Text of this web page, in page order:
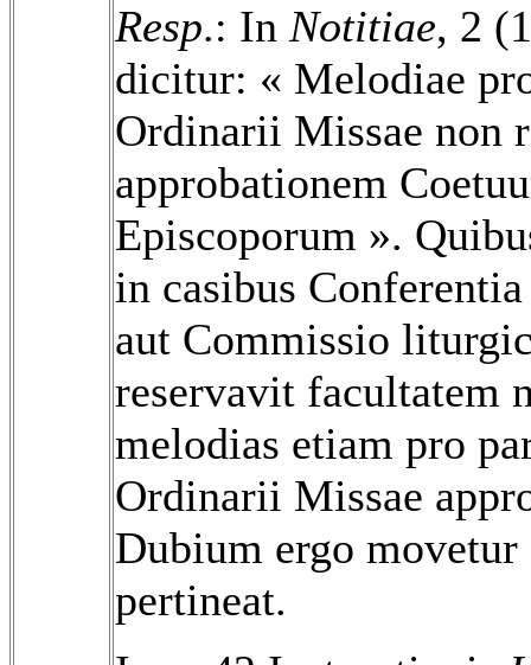
Resp.: In Notitiae, 2
dicitur: « Melodiae
Ordinarii Missae non
approbationem
Episcoporum ».
in casibus
aut Commissio
reservavit facultatem
melodias etiam pro
Ordinarii Missae
Dubium ergo movetur
pertineat.